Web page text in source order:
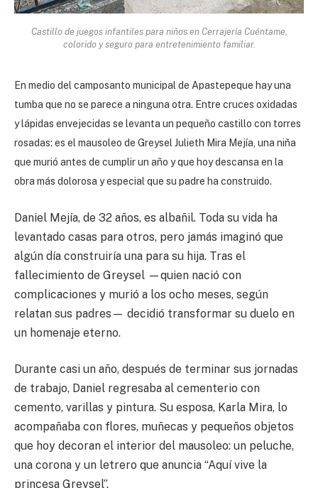
Castillo de juegos infantiles para niños en Cerrajería Cuéntame,
colorido y seguro para entretenimiento familiar.
En medio del camposanto municipal de Apastepeque hay una
tumba que no se parece a ninguna otra. Entre cruces oxidadas
y lápidas envejecidas se levanta un pequeño castillo con torres
rosadas: es el mausoleo de Greysel Julieth Mira Mejía, una niña
que murió antes de cumplir un año y que hoy descansa en la
obra más dolorosa y especial que su padre ha construido.
Daniel Mejía, de 32 años, es albañil. Toda su vida ha
levantado casas para otros, pero jamás imaginó que
algún día construiría una para su hija. Tras el
fallecimiento de Greysel —quien nació con
complicaciones y murió a los ocho meses, según
relatan sus padres— decidió transformar su duelo en
un homenaje eterno.
Durante casi un año, después de terminar sus jornadas
de trabajo, Daniel regresaba al cementerio con
cemento, varillas y pintura. Su esposa, Karla Mira, lo
acompañaba con flores, muñecas y pequeños objetos
que hoy decoran el interior del mausoleo: un peluche,
una corona y un letrero que anuncia “Aquí vive la
princesa Greysel”.